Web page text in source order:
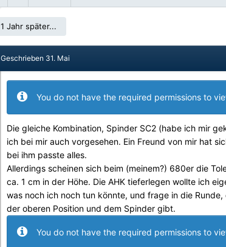
1 Jahr später...
Geschrieben 31. Mai
You do not have the required permissions to
Die gleiche Kombination, Spinder SC2 (habe ich mir
ich bei mir auch vorgesehen. Ein Freund von mir hat
bei ihm passte alles.
Allerdings scheinen sich beim (meinem?) 680er die
ca. 1 cm in der Höhe. Die AHK tieferlegen wollte ich
was noch ich noch tun könnte, und frage in die
der oberen Position und dem Spinder gibt.
You do not have the required permissions to